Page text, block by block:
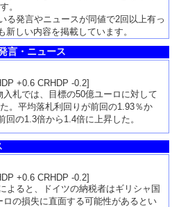
。
発言やニュースが同値で2回以上有っ
しい内容を掲載しています。
言・ニュース
+0.6 CRHDP -0.2]
入札では、目標の50億ユーロに対して
。平均落札利回りが前回の1.93％か
の1.3倍から1.4倍に上昇した。
+0.6 CRHDP -0.2]
よると、ドイツの納税者はギリシャ国
の損失に直面する可能性があるとい